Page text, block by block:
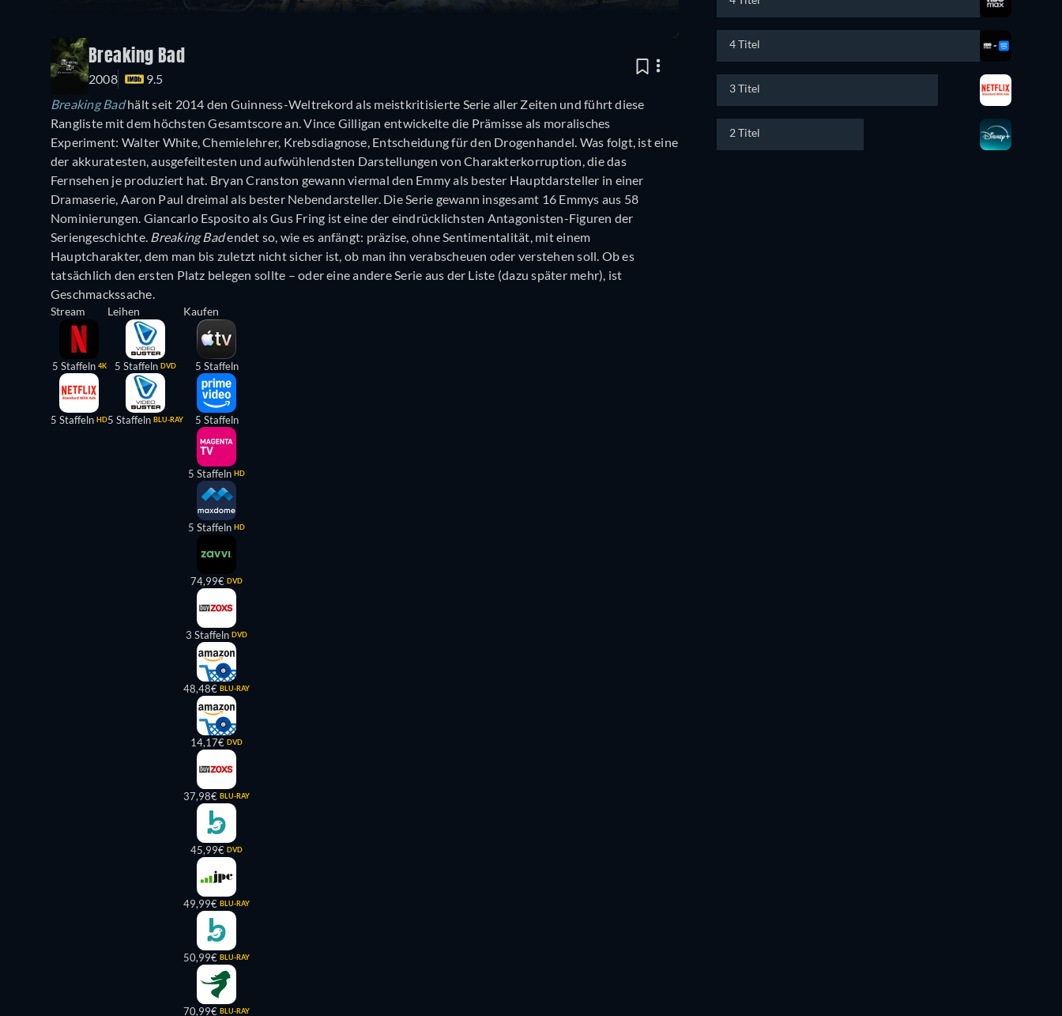
Breaking Bad
2008
9.5
Breaking Badhält seit 2014 den Guinness-Weltrekord als meistkritisierte Serie aller Zeiten und führt diese
Rangliste mit dem höchsten Gesamtscore an. Vince Gilligan entwickelte die Prämisse als moralisches
Experiment: Walter White, Chemielehrer, Krebsdiagnose, Entscheidung für den Drogenhandel. Was folgt, ist eine
der akkuratesten, ausgefeiltesten und aufwühlendsten Darstellungen von Charakterkorruption, die das
Fernsehen je produziert hat. Bryan Cranston gewann viermal den Emmy als bester Hauptdarsteller in einer
Dramaserie, Aaron Paul dreimal als bester Nebendarsteller. Die Serie gewann insgesamt 16 Emmys aus 58
Nominierungen. Giancarlo Esposito als Gus Fring ist eine der eindrücklichsten Antagonisten-Figuren der
Seriengeschichte. Breaking Badendet so, wie es anfängt: präzise, ohne Sentimentalität, mit einem
Hauptcharakter, dem man bis zuletzt nicht sicher ist, ob man ihn verabscheuen oder verstehen soll. Ob es
tatsächlich den ersten Platz belegen sollte – oder eine andere Serie aus der Liste (dazu später mehr), ist
Geschmackssache.
Stream
5 Staffeln 4K
5 Staffeln HD
Leihen
5 Staffeln DVD
5 Staffeln BLU-RAY
Kaufen
5 Staffeln
5 Staffeln
5 Staffeln HD
5 Staffeln HD
74,99€ DVD
3 Staffeln DVD
48,48€ BLU-RAY
14,17€ DVD
37,98€ BLU-RAY
45,99€ DVD
49,99€ BLU-RAY
50,99€ BLU-RAY
70,99€ BLU-RAY
4 Titel
3 Titel
2 Titel